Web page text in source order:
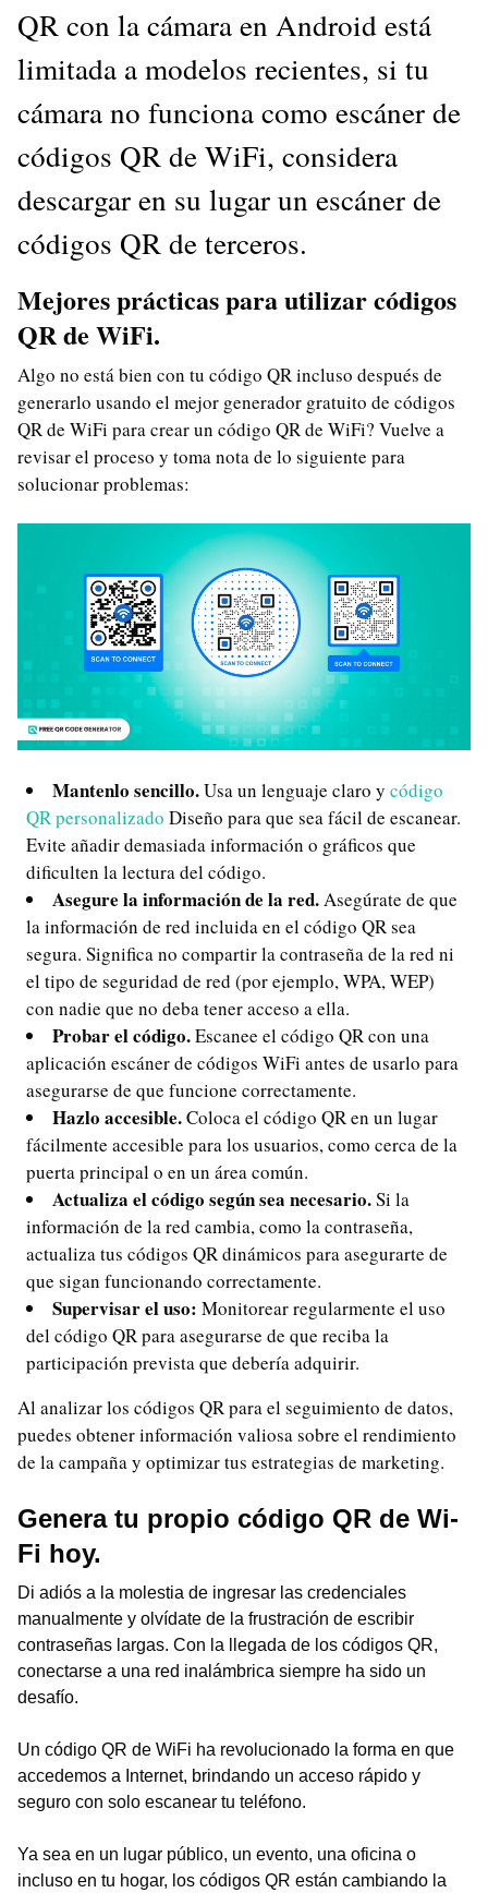
QR con la cámara en Android está
limitada a modelos recientes, si tu
cámara no funciona como escáner de
códigos QR de WiFi, considera
descargar en su lugar un escáner de
códigos QR de terceros.
Mejores prácticas para utilizar códigos
QR de WiFi.
Algo no está bien con tu código QR incluso después de
generarlo usando el mejor generador gratuito de códigos
QR de WiFi para crear un código QR de WiFi? Vuelve a
revisar el proceso y toma nota de lo siguiente para
solucionar problemas:
Mantenlo sencillo.Usa un lenguaje claro y código
QR personalizado Diseño para que sea fácil de escanear.
Evite añadir demasiada información o gráficos que
dificulten la lectura del código.
Asegure la información de la red.Asegúrate de que
la información de red incluida en el código QR sea
segura. Significa no compartir la contraseña de la red ni
el tipo de seguridad de red (por ejemplo, WPA, WEP)
con nadie que no deba tener acceso a ella.
Probar el código.Escanee el código QR con una
aplicación escáner de códigos WiFi antes de usarlo para
asegurarse de que funcione correctamente.
Hazlo accesible.Coloca el código QR en un lugar
fácilmente accesible para los usuarios, como cerca de la
puerta principal o en un área común.
Actualiza el código según sea necesario.Si la
información de la red cambia, como la contraseña,
actualiza tus códigos QR dinámicos para asegurarte de
que sigan funcionando correctamente.
Supervisar el uso: Monitorear regularmente el uso
del código QR para asegurarse de que reciba la
participación prevista que debería adquirir.
Al analizar los códigos QR para el seguimiento de datos,
puedes obtener información valiosa sobre el rendimiento
de la campaña y optimizar tus estrategias de marketing.
Genera tu propio código QR de Wi-
Fi hoy.
Di adiós a la molestia de ingresar las credenciales
manualmente y olvídate de la frustración de escribir
contraseñas largas. Con la llegada de los códigos QR,
conectarse a una red inalámbrica siempre ha sido un
desafío.
Un código QR de WiFi ha revolucionado la forma en que
accedemos a Internet, brindando un acceso rápido y
seguro con solo escanear tu teléfono.
Ya sea en un lugar público, un evento, una oficina o
incluso en tu hogar, los códigos QR están cambiando la